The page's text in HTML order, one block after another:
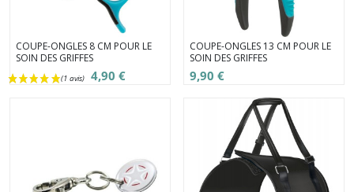
COUPE-ONGLES 8 CM POUR LE
SOIN DES GRIFFES
4,90 €
COUPE-ONGLES 13 CM POUR LE
SOIN DES GRIFFES
9,90 €